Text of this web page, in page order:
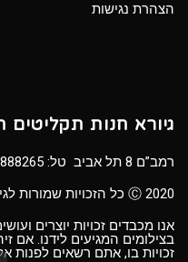
הצהרת נגישות
גיורא חנות תקליטים
רמב”ם 8 תל אביב טל:
Ⓒ 2020 כל הזכויות שמורות לגיורא חנות תקליטים
אנו מכבדים זכויות יוצרים
בצילומים המגיעים לידנו. אם
זכויות בו, אתם רשאים לפנות